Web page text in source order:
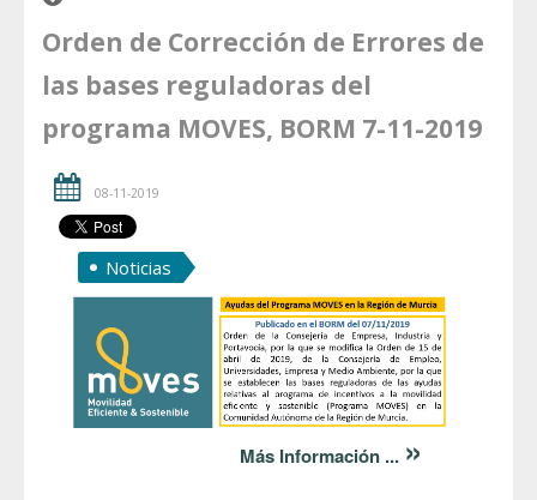
Orden de Corrección de Errores de
las bases reguladoras del
programa MOVES, BORM 7-11-2019
08-11-2019
Noticias
Más Información ... »